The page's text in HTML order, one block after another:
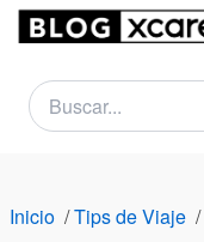
Inicio /Tips de Viaje /
NEWSLETTER
Nombre